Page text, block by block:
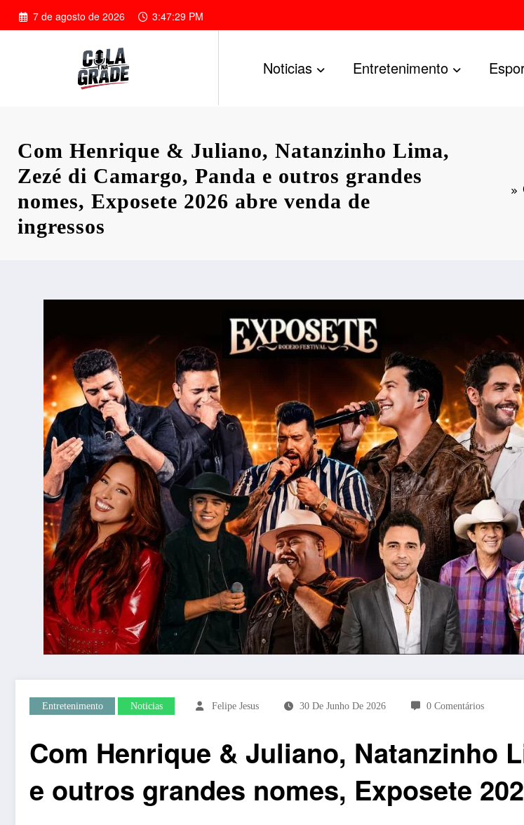
Pular
para
7 de agosto de 2026 3:47:30 PM
Noticias Entretenimento
Com Henrique & Juliano, Natanzinho Lima,
Zezé di Camargo, Panda e outros grandes
nomes, Exposete 2026 abre venda de
ingressos
Entretenimento Noticias Felipe Jesus 30 De Junho De 2026 0 Comentários
Com Henrique & Juliano, Natanzinho
e outros grandes nomes, Exposete